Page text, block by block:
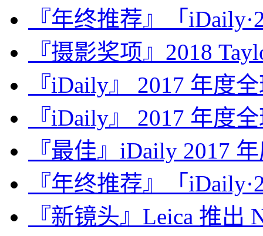
『年终推荐』「
『摄影奖项』2018
『iDaily』 2017 年度
『iDaily』 2017 年度
『最佳』iDaily 2017
『年终推荐』「
『新镜头』Leica 推出